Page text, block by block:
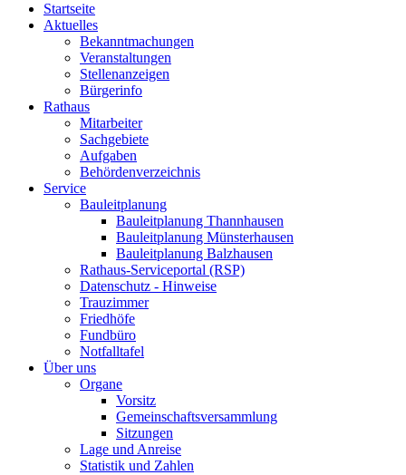
Startseite
Aktuelles
Bekanntmachungen
Veranstaltungen
Stellenanzeigen
Bürgerinfo
Rathaus
Mitarbeiter
Sachgebiete
Aufgaben
Behördenverzeichnis
Service
Bauleitplanung
Bauleitplanung Thannhausen
Bauleitplanung Münsterhausen
Bauleitplanung Balzhausen
Rathaus-Serviceportal (RSP)
Datenschutz - Hinweise
Trauzimmer
Friedhöfe
Fundbüro
Notfalltafel
Über uns
Organe
Vorsitz
Gemeinschaftsversammlung
Sitzungen
Lage und Anreise
Statistik und Zahlen